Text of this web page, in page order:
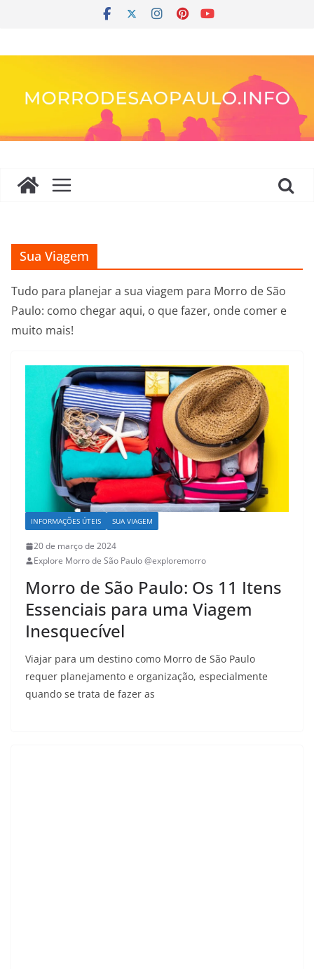
Sua Viagem
Tudo para planejar a sua viagem para Morro de São
Paulo: como chegar aqui, o que fazer, onde comer e
muito mais!
INFORMAÇÕES ÚTEIS SUA VIAGEM
20 de março de 2024
Explore Morro de São Paulo @exploremorro
Morro de São Paulo: Os 11 Itens
Essenciais para uma Viagem
Inesquecível
Viajar para um destino como Morro de São Paulo
requer planejamento e organização, especialmente
quando se trata de fazer as